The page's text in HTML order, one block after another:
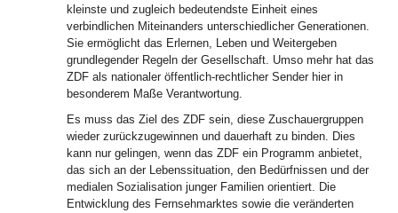
kleinste und zugleich bedeutendste Einheit eines
verbindlichen Miteinanders unterschiedlicher Generationen.
Sie ermöglicht das Erlernen, Leben und Weitergeben
grundlegender Regeln der Gesellschaft. Umso mehr hat das
ZDF als nationaler öffentlich-rechtlicher Sender hier in
besonderem Maße Verantwortung.
Es muss das Ziel des ZDF sein, diese Zuschauergruppen
wieder zurückzugewinnen und dauerhaft zu binden. Dies
kann nur gelingen, wenn das ZDF ein Programm anbietet,
das sich an der Lebenssituation, den Bedürfnissen und der
medialen Sozialisation junger Familien orientiert. Die
Entwicklung des Fernsehmarktes sowie die veränderten